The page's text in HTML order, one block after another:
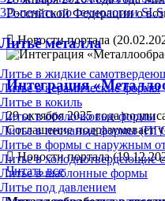
3D-печать по технологии SLS
Литьё металла
Литье в жидкие
Литье в керамические формы
Литье в кокиль
Литье в оболочковые формы
Литье в песчаные формы
Литье в формы с наружным
Литье в холоднотвердеющие
Литье в шаблонные формы
Литье под давлением
Российской Федерации о
Новости портала
Интеграция
29 октября 2025 года
Соглашение подразумевает
Новости портала
Читать все